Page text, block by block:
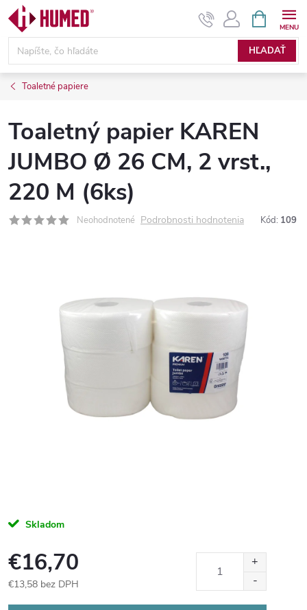
Prejsť
obsah
HĽADAŤ
KOŠÍK
Toaletné papiere
Toaletný papier KAREN
JUMBO Ø 26 CM, 2 vrst.,
220 M (6ks)
Neohodnotené Podrobnosti hodnotenia Kód: 109
Skladom
€16,70
€13,58 bez DPH